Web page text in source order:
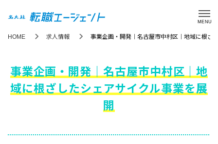
MENU
HOME 求人情報 事業企画・開発｜名古屋市中村区｜地域に根ざ
事業企画・開発｜名古屋市中村区｜地
域に根ざしたシェアサイクル事業を展
開